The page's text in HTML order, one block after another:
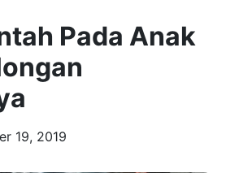
Pada Anak
19, 2019